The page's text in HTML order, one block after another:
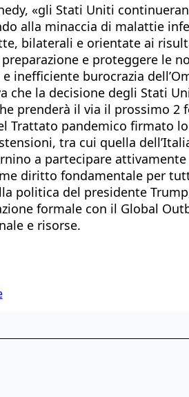
«gli Stati Uniti
alla minaccia di malattie
bilaterali e orientate ai
e proteggere le
burocrazia
che la decisione degli Stati
prenderà il via il prossimo
Trattato pandemico
tra cui quella
a partecipare
diritto fondamentale per
politica del presidente
formale con il Global
e risorse.